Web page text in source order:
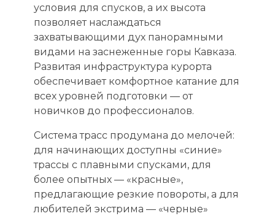
условия для спусков, а их высота
позволяет наслаждаться
захватывающими дух панорамными
видами на заснеженные горы Кавказа.
Развитая инфраструктура курорта
обеспечивает комфортное катание для
всех уровней подготовки — от
новичков до профессионалов.
Система трасс продумана до мелочей:
для начинающих доступны «синие»
трассы с плавными спусками, для
более опытных — «красные»,
предлагающие резкие повороты, а для
любителей экстрима — «черные»